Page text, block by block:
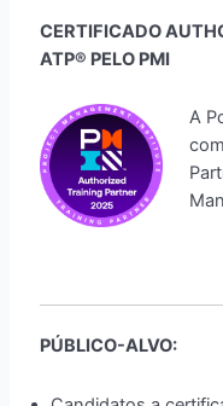
CERTIFICADO
ATP® PELO PMI
A
PÚBLICO-ALVO: